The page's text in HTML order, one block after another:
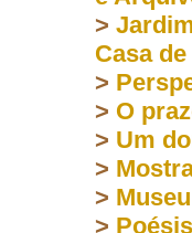
>
Casa
>
> O
> Um
>
>
>